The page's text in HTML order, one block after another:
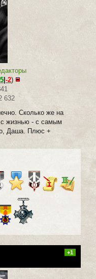
-2)
632
Сколько же на
с жизнью - с самым
Даша. Плюс +
+1